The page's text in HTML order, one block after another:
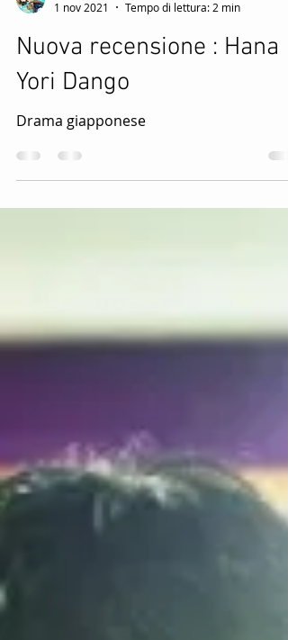
Ermelilly87
1 nov 2021
Nuova recensione : Hana
Yori Dango
Drama giapponese